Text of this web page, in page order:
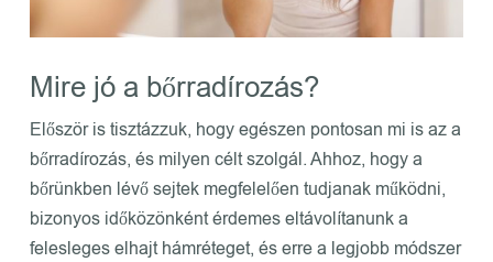
Mire jó a bőrradírozás?
Először is tisztázzuk, hogy egészen pontosan mi is az a
bőrradírozás, és milyen célt szolgál. Ahhoz, hogy a
bőrünkben lévő sejtek megfelelően tudjanak működni,
bizonyos időközönként érdemes eltávolítanunk a
felesleges elhajt hámréteget, és erre a legjobb módszer